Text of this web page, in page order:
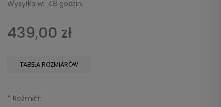
Wysyłka w: 48 godzin.
439,00 zł
TABELA ROZMIARÓW
* Rozmiar: